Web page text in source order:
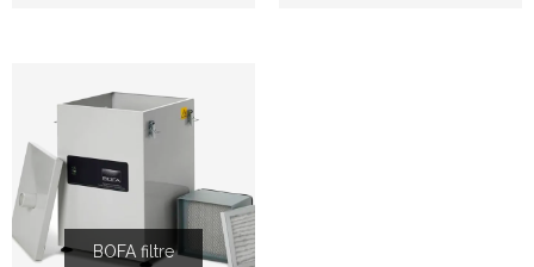
BOFA filtre